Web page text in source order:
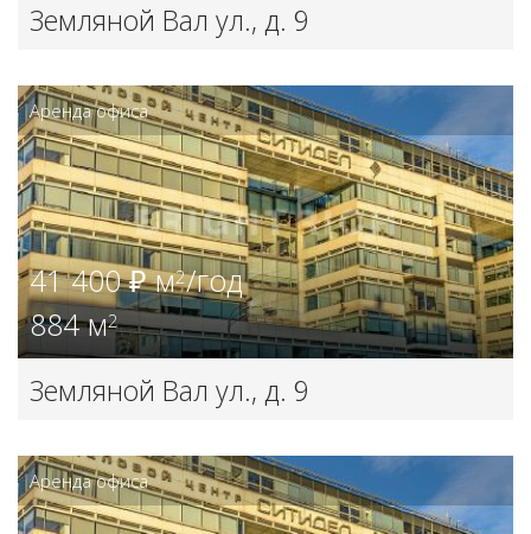
Земляной Вал ул., д. 9
Аренда офиса
41 400 ₽ м2/год
884 м2
Земляной Вал ул., д. 9
Аренда офиса